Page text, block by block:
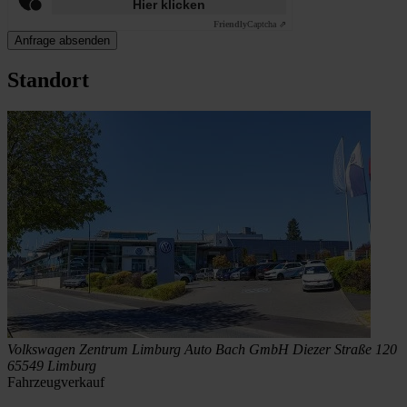
Hier klicken
FriendlyCaptcha ⇗
Anfrage absenden
Standort
Volkswagen Zentrum Limburg Auto Bach GmbH Diezer Straße 120
65549 Limburg
Fahrzeugverkauf